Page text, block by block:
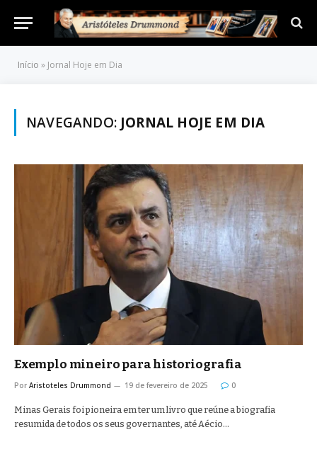
Início » Jornal Hoje em Dia
NAVEGANDO: JORNAL HOJE EM DIA
Exemplo mineiro para historiografia
Por Aristoteles Drummond 19 de fevereiro de 2025 0
Minas Gerais foi pioneira em ter um livro que reúne a biografia
resumida de todos os seus governantes, até Aécio…